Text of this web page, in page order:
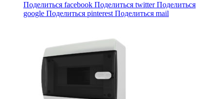
Поделиться facebook Поделиться twitterПоделиться
google Поделиться pinterest Поделиться mail